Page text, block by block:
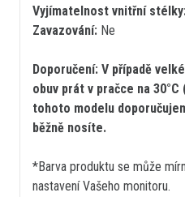
Vyjímatelnost vnitřní
Zavazování: Ne
Doporučení: V případě
obuv prát v pračce na
tohoto modelu
běžně nosíte.
*Barva produktu se může
nastavení Vašeho monitoru.